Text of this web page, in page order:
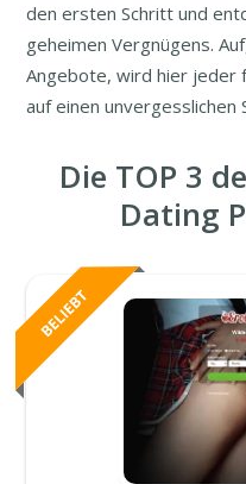
den ersten Schritt und
geheimen Vergnügens.
Angebote, wird hier jeder
auf einen unvergesslichen
Die TOP 3
Dating